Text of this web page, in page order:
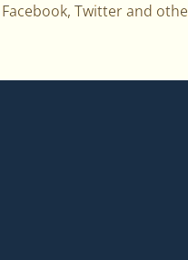
Facebook, Twitter and